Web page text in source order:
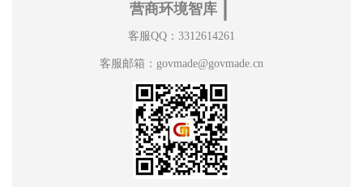
营商环境智库
客服QQ：3312614261
客服邮箱：govmade@govmade.cn